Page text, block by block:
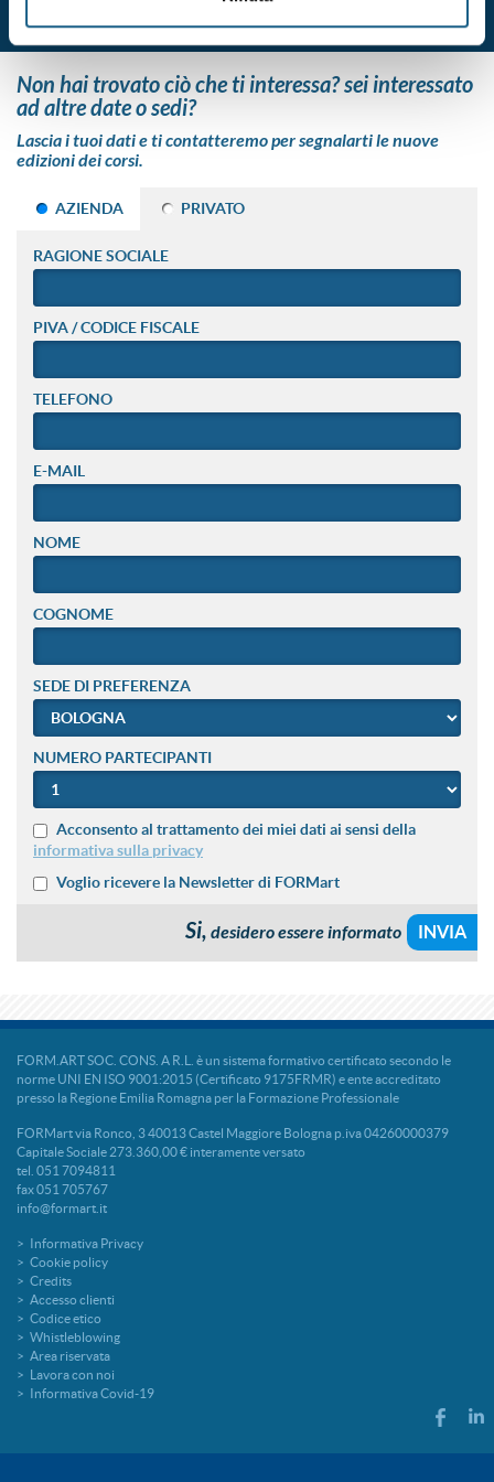
non hai trovato ciò che ti interessa? sei interessato
ad altre date o sedi?
Lascia i tuoi dati e ti contatteremo per segnalarti le nuove
edizioni dei corsi.
AZIENDA PRIVATO
RAGIONE SOCIALE
PIVA / CODICE FISCALE
TELEFONO
E-MAIL
NOME
COGNOME
SEDE DI PREFERENZA
NUMERO PARTECIPANTI
Acconsento al trattamento dei miei dati ai sensi della
informativa sulla privacy
Voglio ricevere la Newsletter di FORMart
Si, desidero essere informato
FORM.ART SOC. CONS. A R.L. è un sistema formativo certificato secondo le
norme UNI EN ISO 9001:2015 (Certificato 9175FRMR) e ente accreditato
presso la Regione Emilia Romagna per la Formazione Professionale
FORMart via Ronco, 3 40013 Castel Maggiore Bologna p.iva 04260000379
Capitale Sociale 273.360,00 € interamente versato
tel. 051 7094811
fax 051 705767
info@formart.it
Informativa Privacy
Cookie policy
Credits
Accesso clienti
Codice etico
Whistleblowing
Area riservata
Lavora con noi
Informativa Covid-19